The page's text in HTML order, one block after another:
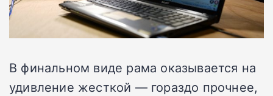
В финальном виде рама оказывается на
удивление жесткой — гораздо прочнее,